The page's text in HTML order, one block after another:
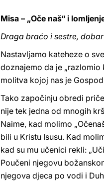
Misa – „Oče naš“ i
Draga braćo i sestre,
Nastavljamo kateheze o
doznajemo da je
molitva kojoj nas je
Tako započinju obredi
nije tek jedna od mnogih
Naime, kad molimo
bili u Kristu Isusu. Kad
kad su mu učenici rekli:
Poučeni njegovu
njegova djeca po vodi i